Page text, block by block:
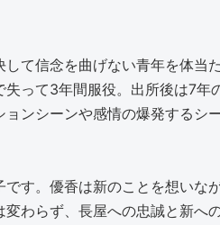
て信念を曲げない青年を体
って3年間服役。出所後は7
ンシーンや感情の爆発するシ
す。優香は新のことを想い
わらず、長屋への忠誠と新